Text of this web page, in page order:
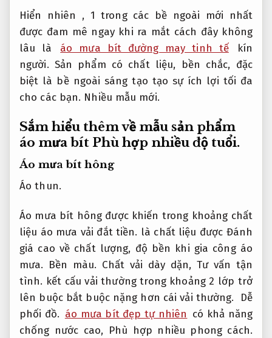
Hiển nhiên , 1 trong các bề ngoài mới nhất
được đam mê ngay khi ra mắt cách đây không
lâu là
áo mưa bít đường may tinh tế
kín
người. Sản phẩm có chất liệu, bền chắc, đặc
biệt là bề ngoài sáng tạo tạo sự ích lợi tối đa
cho các bạn. Nhiều mẫu mới.
Sắm hiểu thêm về mẫu sản phẩm
áo mưa bítPhù hợp nhiều độ tuổi.
Áo mưa bít hông
Áo thun.
Áo mưa bít hông được khiến trong khoảng chất
liệu áo mưa vải đắt tiền. là chất liệu được Đánh
giá cao về chất lượng, độ bền khi gia công áo
mưa. Bền màu. Chất vải dày dặn, Tư vấn tận
tình. kết cấu vải thường trong khoảng 2 lớp trở
lên buộc bắt buộc nặng hơn cái vải thường.
Dễ
phối đồ. áo mưa bít đẹp tự nhiên có khả năng
chống nước cao, Phù hợp nhiều phong cách.